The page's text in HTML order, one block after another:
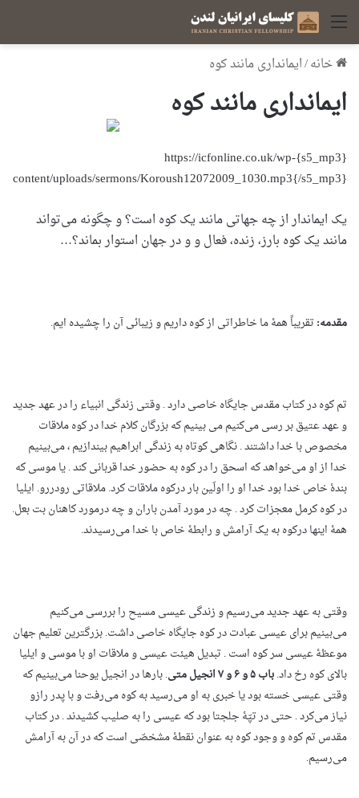
منو
خانه/ایمانداری مانند کوه
ایمانداری مانند کوه
{s5_mp3}https://icfonline.co.uk/wp-
content/uploads/sermons/Koroush12072009_1030.mp3{/s5_mp3}
یک ایماندار از چه جهاتی مانند یک کوه است؟ و چگونه می‌تواند
مانند یک کوه بارز، زنده، فعال و و در جهان استوار بماند؟…
مقدمه: تقریباً همۀ ما خاطراتی از کوه داریم و زیبائی آن را چشیده ایم.
تم کوه در کتاب مقدس جایگاه خاصی دارد . وقتی زندگی انبیاء را در عهد جدید
و عهد عتیق بر رسی می‌کنیم می بینیم که بزرگان کلام خدا در کوه ملاقات
مخصوص با خدا داشتند . نگاهی کوتاه به زندگی ابراهیم بیندازیم ، می‌‌بینیم
خدا از او می‌خواهد که اسحق را در کوه به حضور خدا قربانی کند . یا موسی که
بندۀ خاص خدا بود خدا او را اولّین بار درکوه ملاقات کرد. ملاقاتی رودررو. ایلیا
در کوه کرمل معجزات کرد . چه در مورد آمدن باران و چه درمورد کاهنان بت بعل.
همۀ اینها درکوه به یک آرامش و رابطۀ خاص با خدا می‌رسیدند.
وقتی به عهد جدید می‌رسیم و زندگی عیسی مسیح را بررسی می‌کنیم
می‌بینیم برای عیسی عبادت در کوه جایگاه خاصی داشت. بزرگترین تعلیم جهان
موعظۀ عیسی سر کوه است . تبدیل هیئت عیسی و ملاقات او با موسی و ایلیا
بالای کوه رخ داد.باب ۵ و ۶ و ۷ انجیل متی
. بارها در انجیل یوحنا می‌بینیم که
وقتی عیسی خسته بود یا خبری به او می‌رسید به کوه می‌رفت و با پدر رازو
نیاز می‌کرد . حتی در تپّۀ جلجتا بود که عیسی را به صلیب کشیدند . در کتاب
مقدس تم کوه و وجود کوه به عنوان نقطۀ مشخصّی است که در آن به آرامش
می‌رسیم.